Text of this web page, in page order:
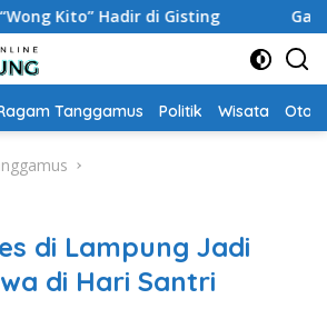
Hadir di Gisting Gaji Rp3.300
Tanggamus Politik Wisata Oto
di Lampung Jadi
di Hari Santri